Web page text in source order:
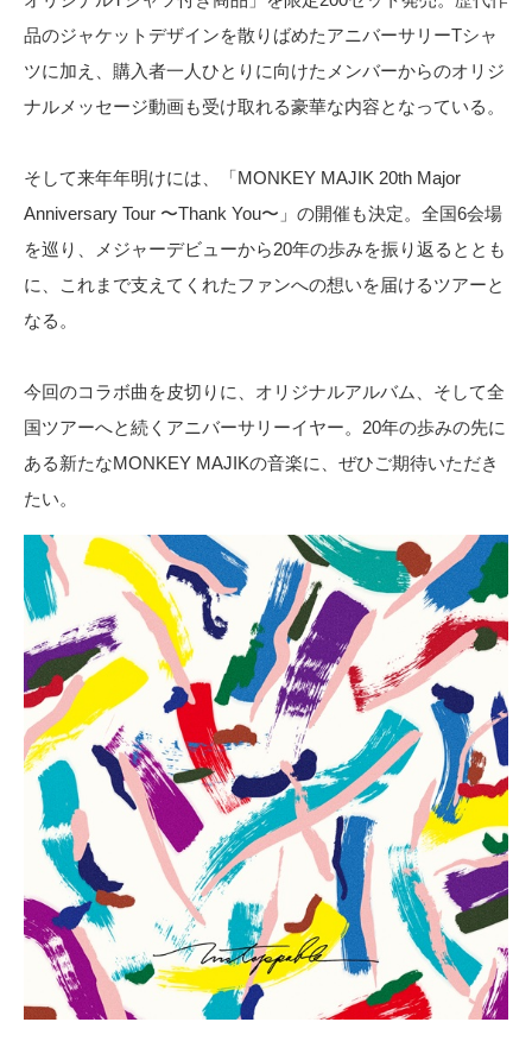
品のジャケットデザインを散りばめたアニバーサリーTシャ
ツに加え、購入者一人ひとりに向けたメンバーからのオリジ
ナルメッセージ動画も受け取れる豪華な内容となっている。
そして来年年明けには、「MONKEY MAJIK 20th Major
Anniversary Tour 〜Thank You〜」の開催も決定。全国6会場
を巡り、メジャーデビューから20年の歩みを振り返るととも
に、これまで支えてくれたファンへの想いを届けるツアーと
なる。
今回のコラボ曲を皮切りに、オリジナルアルバム、そして全
国ツアーへと続くアニバーサリーイヤー。20年の歩みの先に
ある新たなMONKEY MAJIKの音楽に、ぜひご期待いただき
たい。